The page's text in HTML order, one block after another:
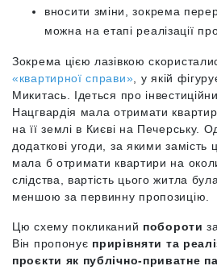
вносити зміни, зокрема
можна на етапі реалізації
Зокрема цією лазівкою
«квартирної справи» , у якій
Микитась. Ідеться про
Нацгвардія мала отримати
на її землі в Києві на Печерську.
додаткові угоди, за якими замість
мала б отримати квартири на
слідства, вартість цього житла
меншою за первинну
Цю схему покликаний побороти
Він пропонує прирівняти та
проєкти як публічно-приватне